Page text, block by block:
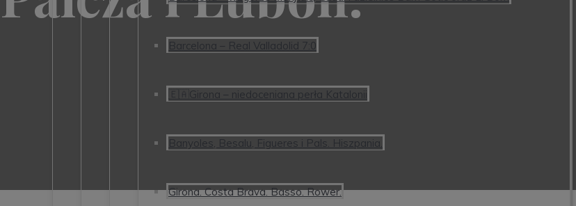
Barcelona – Real Valladolid 7:0
🇪🇦Girona – niedoceniana perła Katalonii
Banyoles, Besalu, Figueres i Pals. Hiszpania.
Girona. Costa Brava. Basso. Rower.